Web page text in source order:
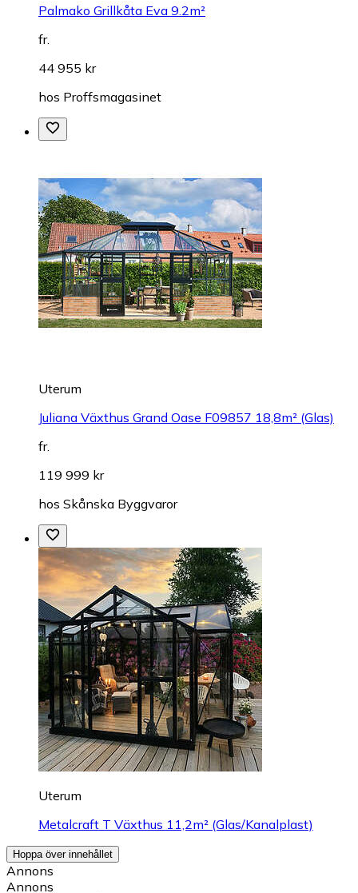
Palmako Grillkåta Eva 9.2m²
fr.
44 955 kr
hos Proffsmagasinet
Uterum
Juliana Växthus Grand Oase F09857 18,8m² (Glas)
fr.
119 999 kr
hos Skånska Byggvaror
Uterum
Metalcraft T Växthus 11,2m² (Glas/Kanalplast)
Hoppa över innehållet
Annons
Annons